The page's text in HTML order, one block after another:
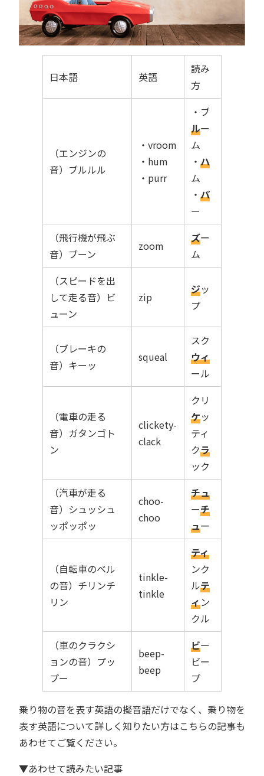
日本語 英語
読み
方
（エンジンの
音）ブルルル
・vroom
・hum
・purr
・ブ
ルー
ム
・ハ
ム
・パ
ー
（飛行機が飛ぶ
音）ブーン
zoom
ズー
ム
（スピードを出
して走る音）ビ
ューン
zip
ジッ
プ
（ブレーキの
音）キーッ
squeal
スク
ウィ
ール
（電車の走る
音）ガタンゴト
ン
clickety-
clack
クリ
ケッ
ティ
クラ
ック
（汽車が走る
音）シュッシュ
ッポッポッ
choo-
choo
チュ
ーチ
ュー
（自転車のベル
の音）チリンチ
リン
tinkle-
tinkle
ティ
ンク
ルテ
ィン
クル
（車のクラクシ
ョンの音）プッ
プー
beep-
beep
ビー
ビー
プ
乗り物の音を表す英語の擬音語だけでなく、乗り物を
表す英語について詳しく知りたい方はこちらの記事も
あわせてご覧ください。
▼あわせて読みたい記事